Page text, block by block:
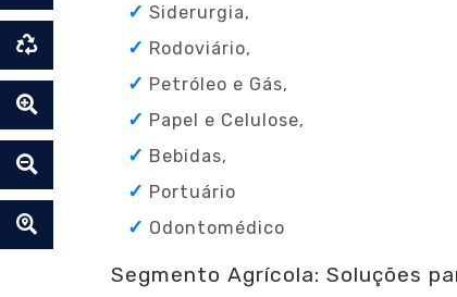
Siderurgia,
Rodoviário,
Petróleo e Gás,
Papel e Celulose,
Bebidas,
Portuário
Odontomédico
Segmento Agrícola: Soluções